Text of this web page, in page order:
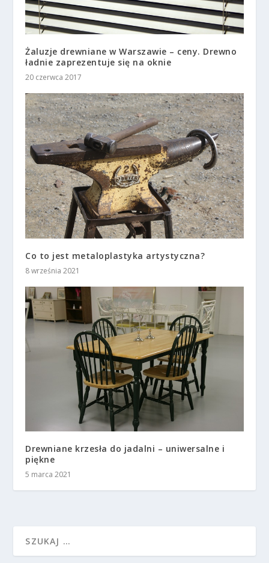
Żaluzje drewniane w Warszawie – ceny. Drewno
ładnie zaprezentuje się na oknie
20 czerwca 2017
Co to jest metaloplastyka artystyczna?
8 września 2021
Drewniane krzesła do jadalni – uniwersalne i
piękne
5 marca 2021